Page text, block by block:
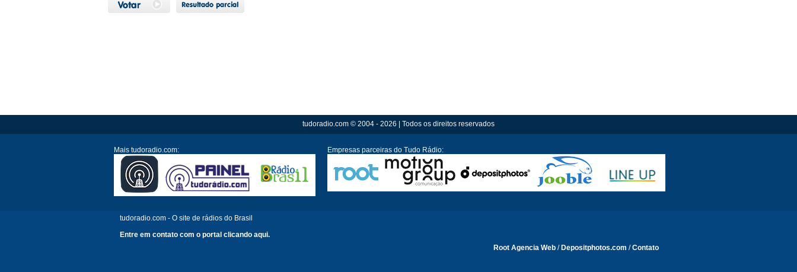
tudoradio.com © 2004 - 2026 | Todos os direitos reservados
Mais tudoradio.com: Empresas parceiras do Tudo Rádio:
tudoradio.com - O site de rádios do Brasil
Entre em contato com o portal clicando aqui.
Root Agencia Web / Depositphotos.com /Contato